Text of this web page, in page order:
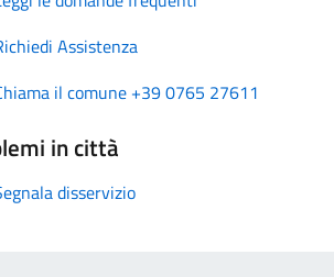
Assistenza
il comune +39 0765 27611
in città
disservizio